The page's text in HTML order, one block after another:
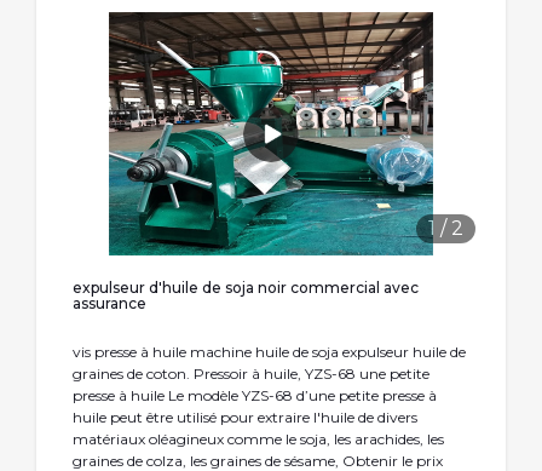
1 / 2
expulseur d'huile de soja noir commercial avec
assurance
vis presse à huile machine huile de soja expulseur huile de
graines de coton. Pressoir à huile, YZS-68 une petite
presse à huile Le modèle YZS-68 d’une petite presse à
huile peut être utilisé pour extraire l'huile de divers
matériaux oléagineux comme le soja, les arachides, les
graines de colza, les graines de sésame, Obtenir le prix